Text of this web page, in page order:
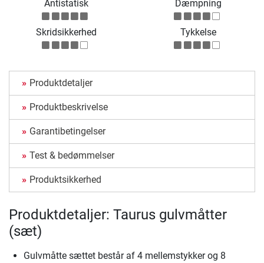
Antistatisk
Dæmpning
Skridsikkerhed Tykkelse
Produktdetaljer
Produktbeskrivelse
Garantibetingelser
Test & bedømmelser
Produktsikkerhed
Produktdetaljer: Taurus gulvmåtter
(sæt)
Gulvmåtte sættet består af 4 mellemstykker og 8